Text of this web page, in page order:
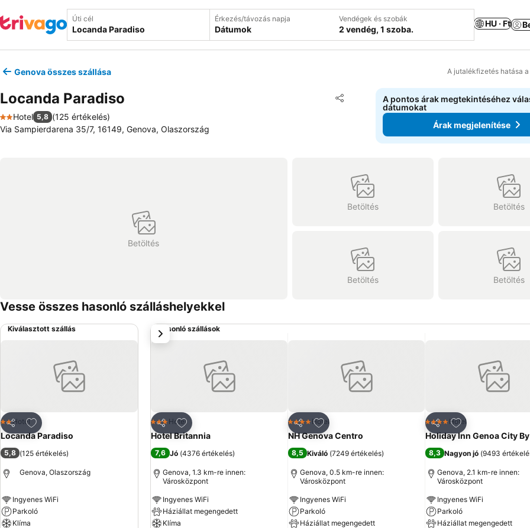
Úti cél Érkezés/távozás napja
Dátumok
Vendégek és szobák
2 vendég, 1 szoba.
HU · Ft
Genova összes szállása A jutalékfizetés hatása
Locanda Paradiso Megosztás
Hozzáadás a kedvencekhez
2 Kategória
Hotel 5,8 (125 értékelés)
Via Sampierdarena 35/7, 16149, Genova, Olaszország
A pontos árak megtekintéséhez
dátumokat
Árak megjelenítése
Betöltés
Betöltés Betöltés
Betöltés Betöltés
Vesse összes hasonló szálláshelyekkel
Kiválasztott szállás
Megosztás
Hozzáadás a kedvencekhez
2 Kategória
Hotel
Locanda Paradiso
5,8 (125 értékelés)
Genova, Olaszország
Ingyenes WiFi
Parkoló
Klíma
Hasonló szállások
Megosztás
Hozzáadás a kedvencekhez
3 Kategória
Hotel
Hotel Britannia
7,6 Jó (4376 értékelés)
Genova, 1.3 km-re innen:
Városközpont
Ingyenes WiFi
Háziállat megengedett
Klíma
Megosztás
Hozzáadás a kedvencekhez
4 Kategória
Hotel
NH Genova Centro
8,5 Kiváló (7249 értékelés)
Genova, 0.5 km-re innen:
Városközpont
Ingyenes WiFi
Parkoló
Háziállat megengedett
Megosztás
Hozzáadás a
4 Kategória
Hotel
Holiday Inn Genoa City
8,3 Nagyon jó (9493
Genova, 2.1 km-re innen:
Városközpont
Ingyenes WiFi
Parkoló
Háziállat megengedett
következő